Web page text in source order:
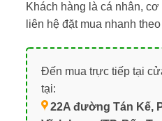
Khách hàng là cá nhân,
liên hệ đặt mua nhanh
Đến mua trực tiếp tại
tại:
22A đường Tán Kế,